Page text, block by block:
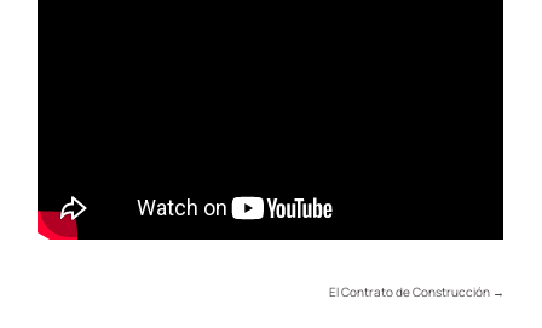
El Contrato de Construcción→